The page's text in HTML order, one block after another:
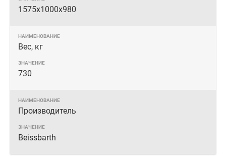
1575х1000х980
Вес, кг
730
Производитель
Beissbarth